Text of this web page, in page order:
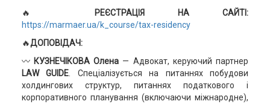
🔥
РЕЄСТРАЦІЯ НА САЙТІ:
https://marmaer.ua/k_course/tax-residency
🔥ДОПОВІДАЧ:
〰️ КУЗНЕЧІКОВА Олена — Адвокат, керуючий партнер
LAW GUIDE . Спеціалізується на питаннях побудови
холдингових структур, питаннях податкового і
корпоративного планування (включаючи міжнародне),